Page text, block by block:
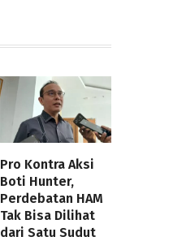
Pro Kontra Aksi
Boti Hunter,
Perdebatan HAM
Tak Bisa Dilihat
dari Satu Sudut